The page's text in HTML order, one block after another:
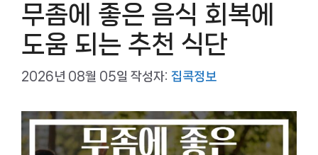
무좀에 좋은 음식 회복에
도움 되는 추천 식단
2026년 08월 05일 작성자: 집콕정보